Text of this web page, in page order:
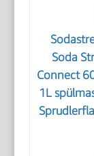
Soda
Connect
1L